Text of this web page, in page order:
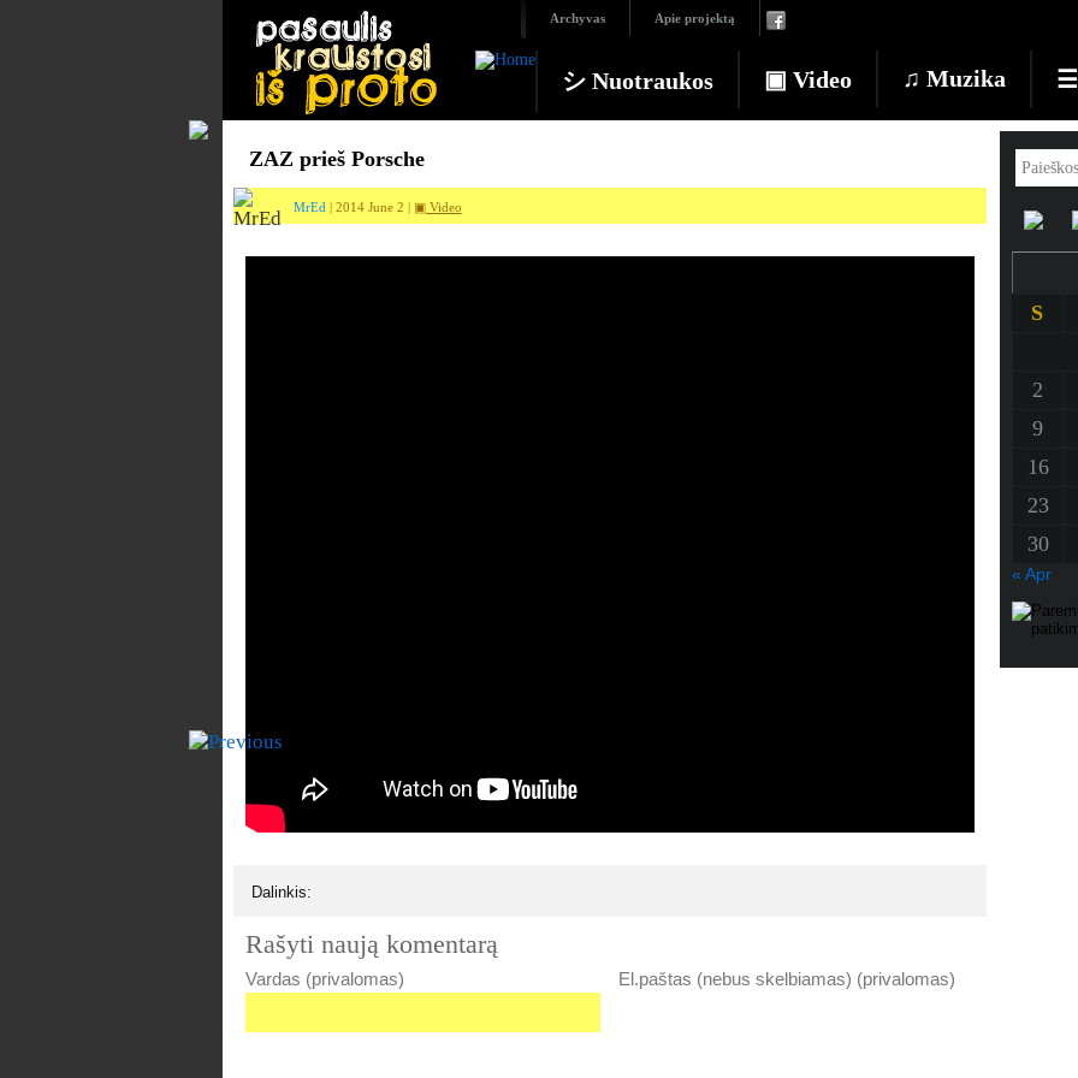
Archyvas Apie projektą
シ Nuotraukos ▣ Video ♫ Muzika ☰
ZAZ prieš Porsche
MrEd | 2014 June 2 | ▣ Video
Dalinkis:
Rašyti naują komentarą
Vardas (privalomas) El.paštas (nebus skelbiamas) (privalomas)
S
2
9
16
23
30
« Apr